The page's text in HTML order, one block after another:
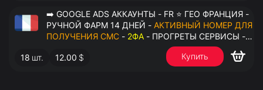
➡️ GOOGLE ADS АККАУНТЫ - FR ⭐ ГЕО ФРАНЦИЯ -
РУЧНОЙ ФАРМ 14 ДНЕЙ - АКТИВНЫЙ НОМЕР ДЛЯ
ПОЛУЧЕНИЯ СМС - 2ФА - ПРОГРЕТЫ СЕРВИСЫ -
18 шт. 12.00 $ Купить